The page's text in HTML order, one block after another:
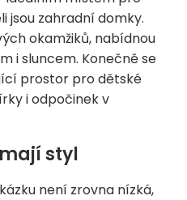
jsou zahradní domky.
okamžiků, nabídnou
i sluncem. Konečně se
prostor pro dětské
i odpočinek v
styl
není zrovna nízká,